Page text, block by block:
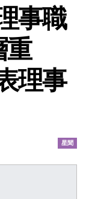
事職
重
理事
星聞